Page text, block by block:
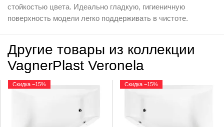
стойкостью цвета. Идеально гладкую, гигиеничную
поверхность модели легко поддерживать в чистоте.
Другие товары из коллекции
VagnerPlast Veronela
Скидка −15% Скидка −15%